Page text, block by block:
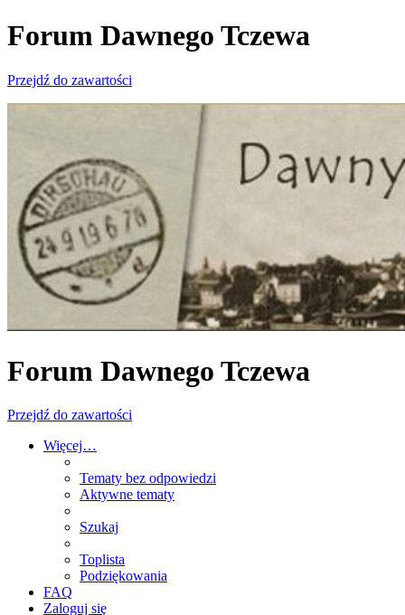
Forum Dawnego Tczewa
Przejdź do zawartości
Forum Dawnego Tczewa
Przejdź do zawartości
Więcej…
Tematy bez odpowiedzi
Aktywne tematy
Szukaj
Toplista
Podziękowania
FAQ
Zaloguj się